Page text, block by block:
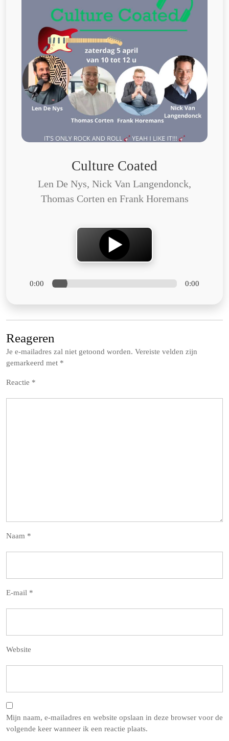
Culture Coated
Len De Nys, Nick Van Langendonck,
Thomas Corten en Frank Horemans
0:00 0:00
Reageren
Je e-mailadres zal niet getoond worden. Vereiste velden zijn
gemarkeerd met *
Reactie *
Naam *
E-mail *
Website
Mijn naam, e-mailadres en website opslaan in deze browser voor de
volgende keer wanneer ik een reactie plaats.